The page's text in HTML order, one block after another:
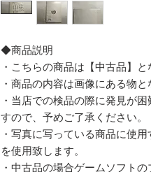
◆商品説明
・こちらの商品は【中古品】と
・商品の内容は画像にある物と
・当店での検品の際に発見が
すので、予めご了承ください。
・写真に写っている商品に使
を使用致します。
・中古品の場合ゲームソフト